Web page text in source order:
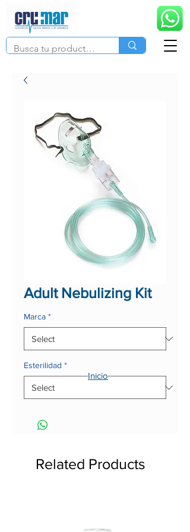
Adult Nebulizing Kit
Marca *
Esterilidad *
Inicio
Related Products